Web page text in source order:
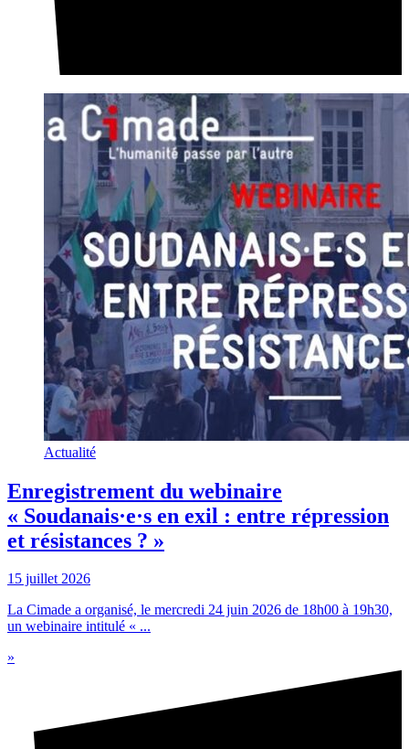
Actualité
Enregistrement du webinaire
« Soudanais·e·s en exil : entre répression
et résistances ? »
15 juillet 2026
La Cimade a organisé, le mercredi 24 juin 2026 de 18h00 à 19h30,
un webinaire intitulé « ...
»